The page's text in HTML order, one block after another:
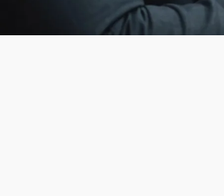
Les clés